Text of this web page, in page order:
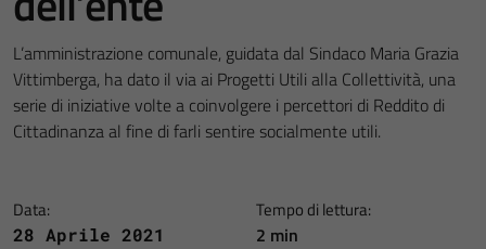
L’amministrazione comunale, guidata dal Sindaco Maria Grazia
Vittimberga, ha dato il via ai Progetti Utili alla Collettività, una
serie di iniziative volte a coinvolgere i percettori di Reddito di
Cittadinanza al fine di farli sentire socialmente utili.
Data:
28 Aprile 2021
Tempo di lettura:
2 min